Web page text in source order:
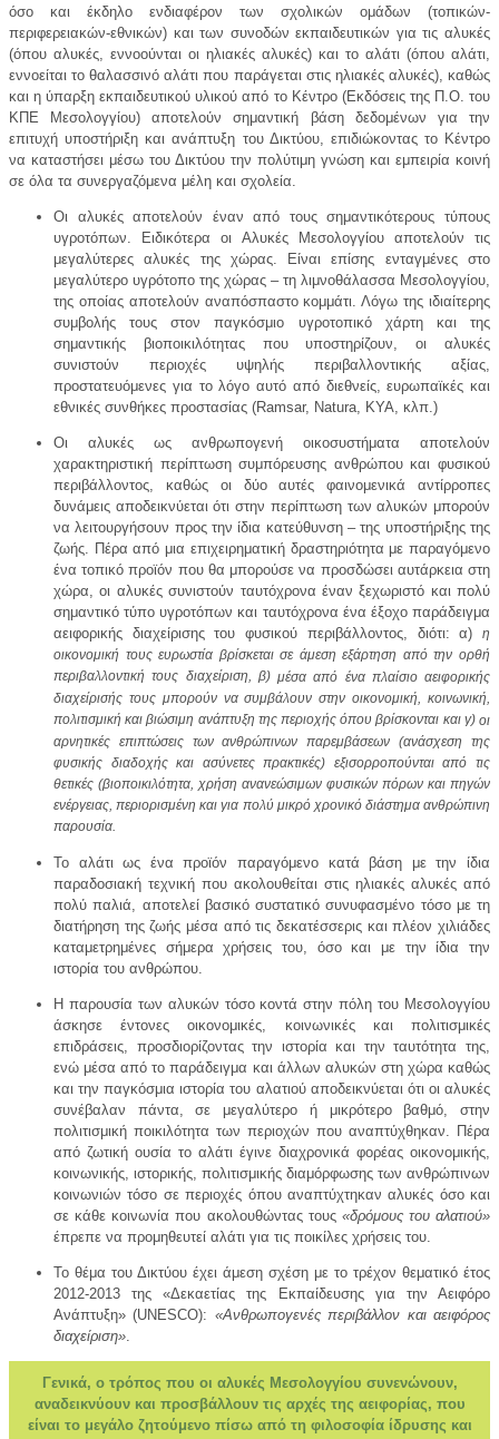
όσο και έκδηλο ενδιαφέρον των σχολικών ομάδων (τοπικών-
περιφερειακών-εθνικών) και των συνοδών εκπαιδευτικών για τις αλυκές
(όπου αλυκές, εννοούνται οι ηλιακές αλυκές) και το αλάτι (όπου αλάτι,
εννοείται το θαλασσινό αλάτι που παράγεται στις ηλιακές αλυκές), καθώς
και η ύπαρξη εκπαιδευτικού υλικού από το Κέντρο (Εκδόσεις της Π.Ο. του
ΚΠΕ Μεσολογγίου) αποτελούν σημαντική βάση δεδομένων για την
επιτυχή υποστήριξη και ανάπτυξη του Δικτύου, επιδιώκοντας το Κέντρο
να καταστήσει μέσω του Δικτύου την πολύτιμη γνώση και εμπειρία κοινή
σε όλα τα συνεργαζόμενα μέλη και σχολεία.
Οι αλυκές αποτελούν έναν από τους σημαντικότερους τύπους
υγροτόπων. Ειδικότερα οι Αλυκές Μεσολογγίου αποτελούν τις
μεγαλύτερες αλυκές της χώρας. Είναι επίσης ενταγμένες στο
μεγαλύτερο υγρότοπο της χώρας – τη λιμνοθάλασσα Μεσολογγίου,
της οποίας αποτελούν αναπόσπαστο κομμάτι. Λόγω της ιδιαίτερης
συμβολής τους στον παγκόσμιο υγροτοπικό χάρτη και της
σημαντικής βιοποικιλότητας που υποστηρίζουν, οι αλυκές
συνιστούν περιοχές υψηλής περιβαλλοντικής αξίας,
προστατευόμενες για το λόγο αυτό από διεθνείς, ευρωπαϊκές και
εθνικές συνθήκες προστασίας (Ramsar, Natura, ΚΥΑ, κλπ.)
Οι αλυκές ως ανθρωπογενή οικοσυστήματα αποτελούν
χαρακτηριστική περίπτωση συμπόρευσης ανθρώπου και φυσικού
περιβάλλοντος, καθώς οι δύο αυτές φαινομενικά αντίρροπες
δυνάμεις αποδεικνύεται ότι στην περίπτωση των αλυκών μπορούν
να λειτουργήσουν προς την ίδια κατεύθυνση – της υποστήριξης της
ζωής. Πέρα από μια επιχειρηματική δραστηριότητα με παραγόμενο
ένα τοπικό προϊόν που θα μπορούσε να προσδώσει αυτάρκεια στη
χώρα, οι αλυκές συνιστούν ταυτόχρονα έναν ξεχωριστό και πολύ
σημαντικό τύπο υγροτόπων και ταυτόχρονα ένα έξοχο παράδειγμα
αειφορικής διαχείρισης του φυσικού περιβάλλοντος, διότι: α)η
οικονομική τους ευρωστία βρίσκεται σε άμεση εξάρτηση από την ορθή
περιβαλλοντική τους διαχείριση, β) μέσα από ένα πλαίσιο αειφορικής
διαχείρισής τους μπορούν να συμβάλουν στην οικονομική, κοινωνική,
πολιτισμική και βιώσιμη ανάπτυξη της περιοχής όπου βρίσκονται και γ) οι
αρνητικές επιπτώσεις των ανθρώπινων παρεμβάσεων (ανάσχεση της
φυσικής διαδοχής και ασύνετες πρακτικές) εξισορροπούνται από τις
θετικές (βιοποικιλότητα, χρήση ανανεώσιμων φυσικών πόρων και πηγών
ενέργειας, περιορισμένη και για πολύ μικρό χρονικό διάστημα ανθρώπινη
παρουσία.
Το αλάτι ως ένα προϊόν παραγόμενο κατά βάση με την ίδια
παραδοσιακή τεχνική που ακολουθείται στις ηλιακές αλυκές από
πολύ παλιά, αποτελεί βασικό συστατικό συνυφασμένο τόσο με τη
διατήρηση της ζωής μέσα από τις δεκατέσσερις και πλέον χιλιάδες
καταμετρημένες σήμερα χρήσεις του, όσο και με την ίδια την
ιστορία του ανθρώπου.
Η παρουσία των αλυκών τόσο κοντά στην πόλη του Μεσολογγίου
άσκησε έντονες οικονομικές, κοινωνικές και πολιτισμικές
επιδράσεις, προσδιορίζοντας την ιστορία και την ταυτότητα της,
ενώ μέσα από το παράδειγμα και άλλων αλυκών στη χώρα καθώς
και την παγκόσμια ιστορία του αλατιού αποδεικνύεται ότι οι αλυκές
συνέβαλαν πάντα, σε μεγαλύτερο ή μικρότερο βαθμό, στην
πολιτισμική ποικιλότητα των περιοχών που αναπτύχθηκαν. Πέρα
από ζωτική ουσία το αλάτι έγινε διαχρονικά φορέας οικονομικής,
κοινωνικής, ιστορικής, πολιτισμικής διαμόρφωσης των ανθρώπινων
κοινωνιών τόσο σε περιοχές όπου αναπτύχτηκαν αλυκές όσο και
σε κάθε κοινωνία που ακολουθώντας τους «δρόμους του αλατιού»
έπρεπε να προμηθευτεί αλάτι για τις ποικίλες χρήσεις του.
Το θέμα του Δικτύου έχει άμεση σχέση με το τρέχον θεματικό έτος
2012-2013 της «Δεκαετίας της Εκπαίδευσης για την Αειφόρο
Ανάπτυξη» (UNESCO): «Ανθρωπογενές περιβάλλον και αειφόρος
διαχείριση».
Γενικά, ο τρόπος που οι αλυκές Μεσολογγίου συνενώνουν,
αναδεικνύουν και προσβάλλουν τις αρχές της αειφορίας, που
είναι το μεγάλο ζητούμενο πίσω από τη φιλοσοφία ίδρυσης και